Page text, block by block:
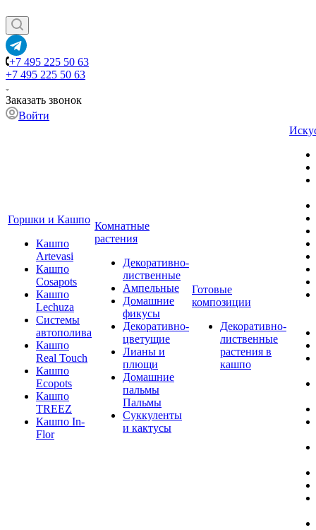
+7 495 225 50 63
+7 495 225 50 63
Заказать звонок
Войти
Горшки и Кашпо
Кашпо
Artevasi
Кашпо
Cosapots
Кашпо
Lechuza
Системы
автополива
Кашпо
Real Touch
Кашпо
Ecopots
Кашпо
TREEZ
Кашпо In-
Flor
Комнатные
растения
Декоративно-
лиственные
Ампельные
Домашние
фикусы
Декоративно-
цветущие
Лианы и
плющи
Домашние
пальмы
Пальмы
Суккуленты
и кактусы
Готовые
композиции
Декоративно-
лиственные
растения в
кашпо